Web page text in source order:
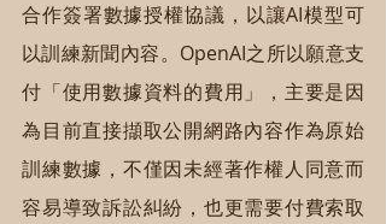
合作簽署數據授權協議，以讓AI模型可
以訓練新聞內容。OpenAI之所以願意支
付「使用數據資料的費用」，主要是因
為目前直接擷取公開網路內容作為原始
訓練數據，不僅因未經著作權人同意而
容易導致訴訟糾紛，也更需要付費索取